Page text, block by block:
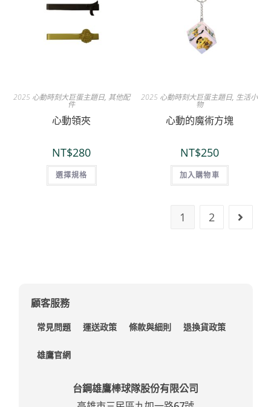
2025 心動時刻大巨蛋主題日, 其他配
件
心動領夾
NT$280
選擇規格
2025 心動時刻大巨蛋主題日, 生活小
物
心動的魔術方塊
NT$250
加入購物車
1 2
顧客服務
常見問題 運送政策 條款與細則 退換貨政策
雄鷹官網
台鋼雄鷹棒球隊股份有限公司